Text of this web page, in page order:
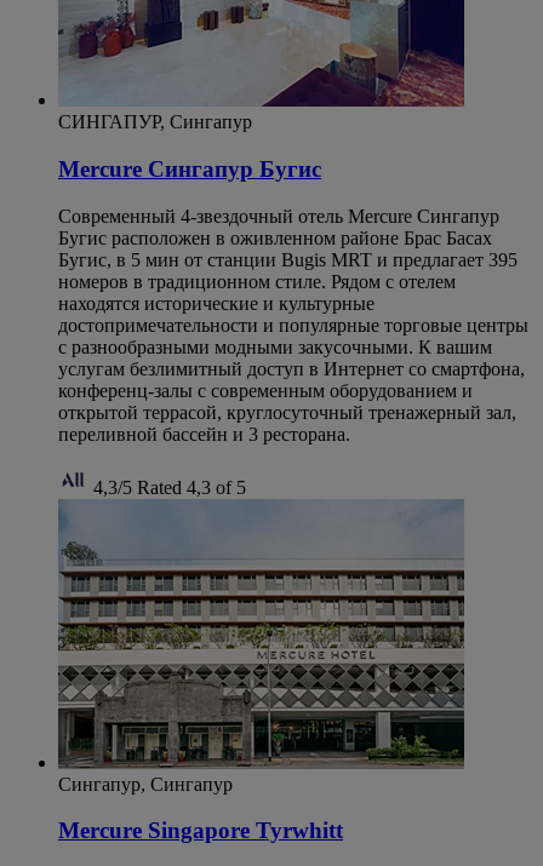
СИНГАПУР, Сингапур
Mercure Сингапур Бугис
Современный 4-звездочный отель Mercure Сингапур
Бугис расположен в оживленном районе Брас Басах
Бугис, в 5 мин от станции Bugis MRT и предлагает 395
номеров в традиционном стиле. Рядом с отелем
находятся исторические и культурные
достопримечательности и популярные торговые центры
с разнообразными модными закусочными. К вашим
услугам безлимитный доступ в Интернет со смартфона,
конференц-залы с современным оборудованием и
открытой террасой, круглосуточный тренажерный зал,
переливной бассейн и 3 ресторана.
4,3/5 Rated 4,3 of 5
Сингапур, Сингапур
Mercure Singapore Tyrwhitt